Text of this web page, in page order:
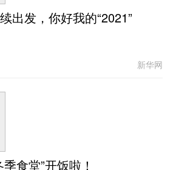
出发，你好我的“2021”
新华网
食堂”开饭啦！